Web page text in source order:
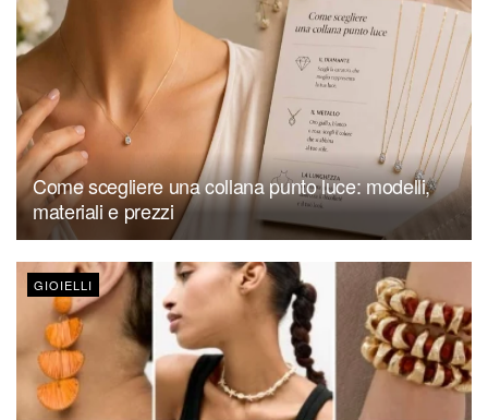
Come scegliere una collana punto luce: modelli,
materiali e prezzi
GIOIELLI